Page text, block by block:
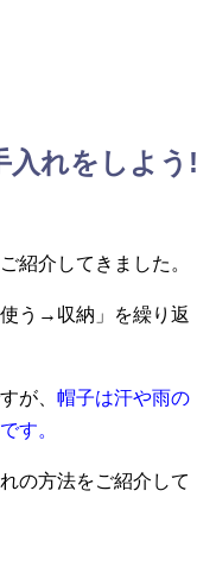
入れをしよう!
紹介してきました。
う→収納」を繰り返
が、 帽子は汗や雨の
す。
の方法をご紹介して